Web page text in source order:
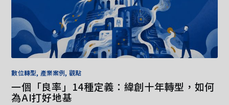
數位轉型, 產業案例, 觀點
一個「良率」14種定義：緯創十年轉型，如何
為AI打好地基